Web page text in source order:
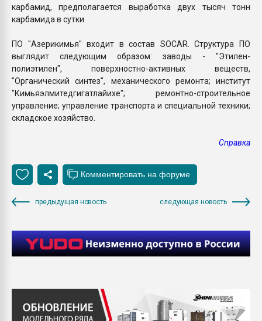
карбамид, предполагается выработка двух тысяч тонн
карбамида в сутки.
ПО "Азерикимья" входит в состав SOCAR. Структура ПО
выглядит следующим образом: заводы - "Этилен-
полиэтилен", поверхностно-активных веществ,
"Органический синтез", механического ремонта; институт
"Кимьяэлмитедгигатлайихе"; ремонтно-строительное
управление; управление транспорта и специальной техники;
складское хозяйство.
Справка
предыдущая новость следующая новость